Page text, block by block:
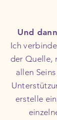
Und
Ich
der Quelle,
allen
erstelle